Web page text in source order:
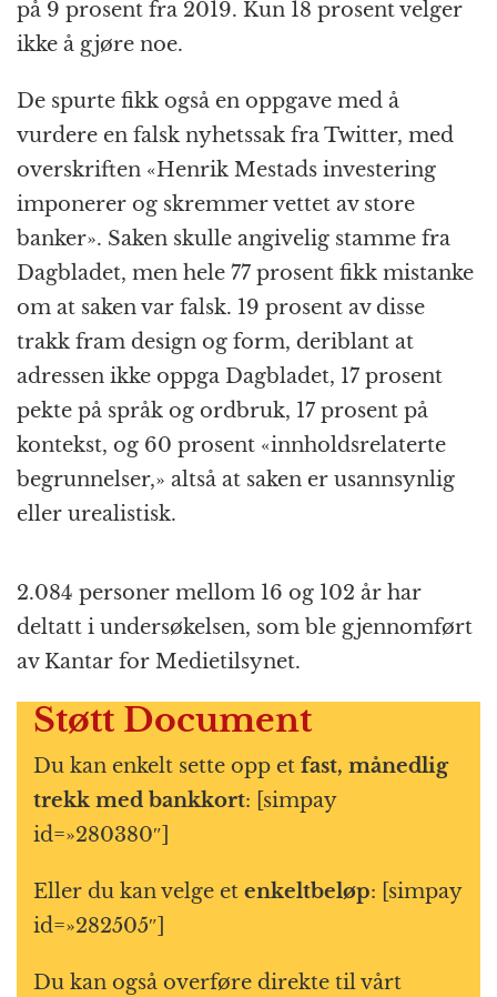
på 9 prosent fra 2019. Kun 18 prosent velger
ikke å gjøre noe.
De spurte fikk også en oppgave med å
vurdere en falsk nyhetssak fra Twitter, med
overskriften «Henrik Mestads investering
imponerer og skremmer vettet av store
banker». Saken skulle angivelig stamme fra
Dagbladet, men hele 77 prosent fikk mistanke
om at saken var falsk. 19 prosent av disse
trakk fram design og form, deriblant at
adressen ikke oppga Dagbladet, 17 prosent
pekte på språk og ordbruk, 17 prosent på
kontekst, og 60 prosent «innholdsrelaterte
begrunnelser,» altså at saken er usannsynlig
eller urealistisk.
2.084 personer mellom 16 og 102 år har
deltatt i undersøkelsen, som ble gjennomført
av Kantar for Medietilsynet.
Støtt Document
Du kan enkelt sette opp et fast, månedlig
trekk med bankkort: [simpay
id=»280380″]
Eller du kan velge et enkeltbeløp: [simpay
id=»282505″]
Du kan også overføre direkte til vårt